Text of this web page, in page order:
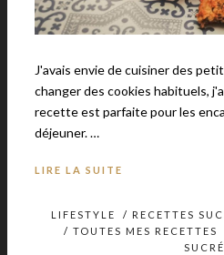
J'avais envie de cuisiner des
changer des cookies habituels,
recette est parfaite pour les
déjeuner. …
LIRE LA SUITE
LIFESTYLE / RECETTES
/ TOUTES MES RECETTES
SUCRÉ